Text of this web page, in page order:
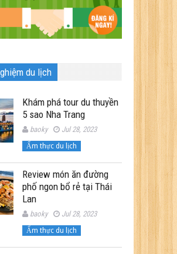
du lịch
Khám phá tour du thuyền
5 sao Nha Trang
baoky Jul 28, 2023
Ẩm thực du lịch
Review món ăn đường
phố ngon bổ rẻ tại Thái
Lan
baoky Jul 28, 2023
Ẩm thực du lịch